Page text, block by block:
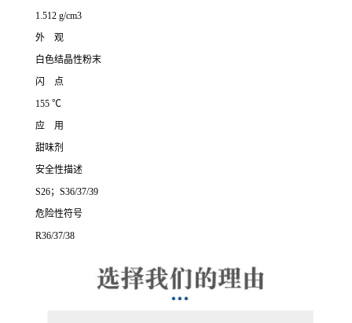
1.512 g/cm3
外 观
白色结晶性粉末
闪 点
155 ℃
应 用
甜味剂
安全性描述
S26；S36/37/39
危险性符号
R36/37/38